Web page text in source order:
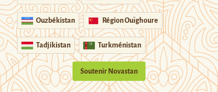
Ouzbékistan Région Ouïghoure
Tadjikistan Turkménistan
Soutenir Novastan